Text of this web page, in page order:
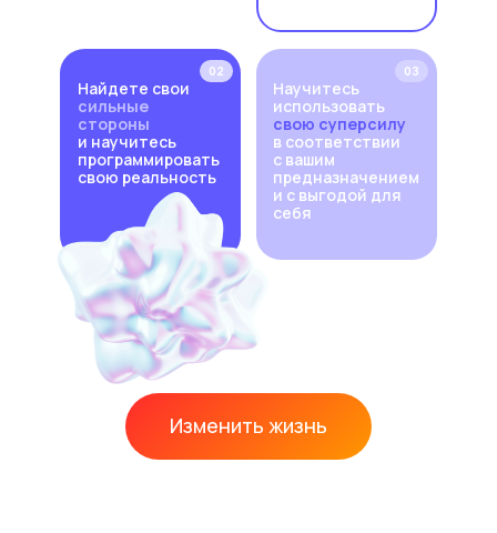
Найдете свои
сильные
стороны
и научитесь
программировать
свою реальность
Научитесь
использовать
свою суперсилу
в соответствии
с вашим
предназначением
и с выгодой для
себя
02 03
Изменить жизнь